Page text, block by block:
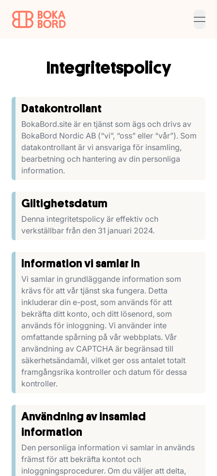
Integritetspolicy
Datakontrollant
BokaBord.site är en tjänst som ägs och drivs av
BokaBord Nordic AB (“vi”, “oss” eller “vår”). Som
datakontrollant är vi ansvariga för insamling,
bearbetning och hantering av din personliga
information.
Giltighetsdatum
Denna integritetspolicy är effektiv och
verkställbar från den 31 januari 2024.
Information vi samlar in
Vi samlar in grundläggande information som
krävs för att vår tjänst ska fungera. Detta
inkluderar din e-post, som används för att
bekräfta ditt konto, och ditt lösenord, som
används för inloggning. Vi använder inte
omfattande spårning på vår webbplats. Vår
användning av CAPTCHA är begränsad till
säkerhetsändamål, vilket ger oss antalet totalt
framgångsrika kontroller och datum för dessa
kontroller.
Användning av insamlad
information
Den personliga information vi samlar in används
främst för att bekräfta kontot och
inloggningsprocedurer. Om du väljer att delta,